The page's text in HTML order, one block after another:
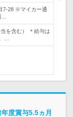
7-28 ※マイカー通
…
を含む） ＊給与は
…
度賞与5.5ヵ月